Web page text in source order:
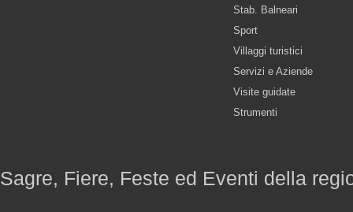
Stab. Balneari
Sport
Villaggi turistici
Servizi e Aziende
Visite guidate
Strumenti
Sagre, Fiere, Feste ed Eventi della